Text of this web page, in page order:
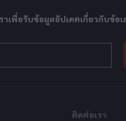
าเพื่อรับข้อมูลอัปเดตเกี่ยวกับข้อ
ติดต่อเรา